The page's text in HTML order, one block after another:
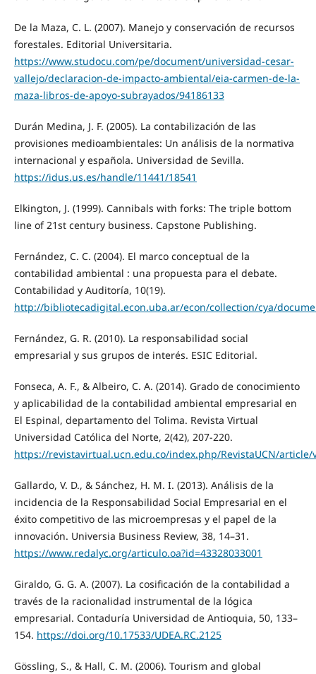
De la Maza, C. L. (2007). Manejo y conservación de recursos
forestales. Editorial Universitaria.
https://www.studocu.com/pe/document/universidad-cesar-
vallejo/declaracion-de-impacto-ambiental/eia-carmen-de-la-
maza-libros-de-apoyo-subrayados/94186133
Durán Medina, J. F. (2005). La contabilización de las
provisiones medioambientales: Un análisis de la normativa
internacional y española. Universidad de Sevilla.
https://idus.us.es/handle/11441/18541
Elkington, J. (1999). Cannibals with forks: The triple bottom
line of 21st century business. Capstone Publishing.
Fernández, C. C. (2004). El marco conceptual de la
contabilidad ambiental : una propuesta para el debate.
Contabilidad y Auditoría, 10(19).
http://bibliotecadigital.econ.uba.ar/econ/collection/cya/
Fernández, G. R. (2010). La responsabilidad social
empresarial y sus grupos de interés. ESIC Editorial.
Fonseca, A. F., & Albeiro, C. A. (2014). Grado de conocimiento
y aplicabilidad de la contabilidad ambiental empresarial en
El Espinal, departamento del Tolima. Revista Virtual
Universidad Católica del Norte, 2(42), 207-220.
https://revistavirtual.ucn.edu.co/index.php/RevistaUCN/article/
Gallardo, V. D., & Sánchez, H. M. I. (2013). Análisis de la
incidencia de la Responsabilidad Social Empresarial en el
éxito competitivo de las microempresas y el papel de la
innovación. Universia Business Review, 38, 14–31.
https://www.redalyc.org/articulo.oa?id=43328033001
Giraldo, G. G. A. (2007). La cosificación de la contabilidad a
través de la racionalidad instrumental de la lógica
empresarial. Contaduría Universidad de Antioquia, 50, 133–
154. https://doi.org/10.17533/UDEA.RC.2125
Gössling, S., & Hall, C. M. (2006). Tourism and global